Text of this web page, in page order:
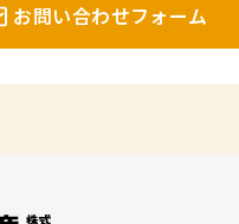
お問い合わせフォーム